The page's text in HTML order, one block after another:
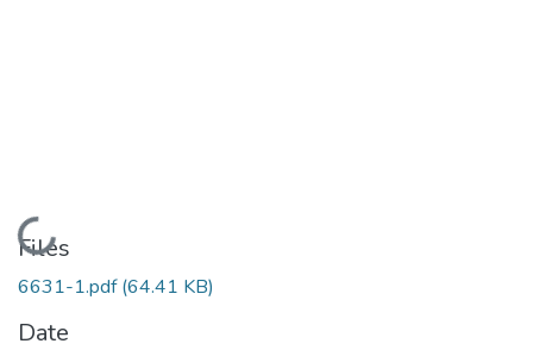
Loading...
Files
6631-1.pdf(64.41 KB)
Date